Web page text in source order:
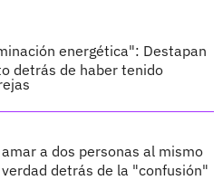
energética": Destapan
detrás de haber tenido
amar a dos personas al mismo
detrás de la "confusión"